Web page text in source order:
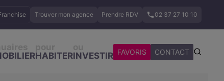
Trouver mon agence Prendre RDV 02 37 27 10 10
HABITERINVESTIR FAVORIS CONTACT